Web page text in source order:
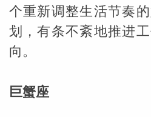
个重新调整生活节奏
划，有条不紊地推进
向。
巨蟹座